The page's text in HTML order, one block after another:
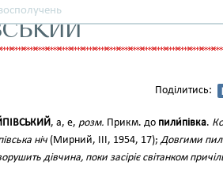
Поділитись:
, а, е, розм. Прикм. до пили́півка.
ніч (Мирний, III, 1954, 17);Довгими
дівчина, поки засіріє світанком